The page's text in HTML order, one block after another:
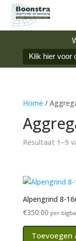
Klik hier voor
Home /
Resultaat 1–9
Alpengrind 8-
€350.00 per
Toevoegen